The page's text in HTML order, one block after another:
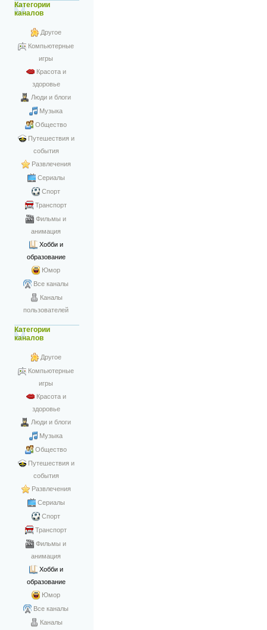
Категории
каналов
Другое
Компьютерные
игры
Красота и
здоровье
Люди и блоги
Музыка
Общество
Путешествия и
события
Развлечения
Сериалы
Спорт
Транспорт
Фильмы и
анимация
Хобби и
образование
Юмор
Все каналы
Каналы
пользователей
Категории
каналов
Другое
Компьютерные
игры
Красота и
здоровье
Люди и блоги
Музыка
Общество
Путешествия и
события
Развлечения
Сериалы
Спорт
Транспорт
Фильмы и
анимация
Хобби и
образование
Юмор
Все каналы
Каналы